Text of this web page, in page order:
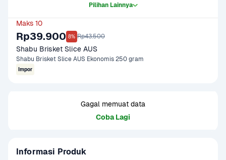
Pilihan Lainnya
Maks 10
Rp39.900 8% Rp43.500
Shabu Brisket Slice AUS
Shabu Brisket Slice AUS Ekonomis 250 gram
Impor
Gagal memuat data
Coba Lagi
Informasi Produk